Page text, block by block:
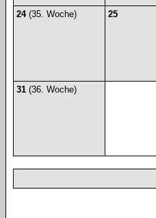
24(35. Woche) 25
31 (36. Woche)